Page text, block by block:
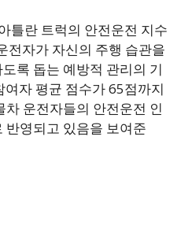
틀란 트럭의 안전운전 지수
전자가 자신의 주행 습관을
록 돕는 예방적 관리의 기
여자 평균 점수가 65점까지
운전자들의 안전운전 인
반영되고 있음을 보여준